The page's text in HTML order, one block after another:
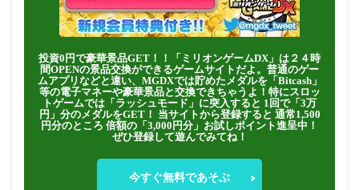
投資0円で豪華景品GET！！「ミリオンゲームDX」は２４時
間OPENの景品交換ができるゲームサイトだよ。普通のゲー
ムアプリなどと違い、MGDXでは貯めたメダルを「Bitcash」
等の電子マネーや豪華景品と交換できちゃうよ！特にスロッ
トゲームでは「ラッシュモード」に突入すると 1回で「3万
円」分のメダルをGET！ 当サイトから登録すると 通常1,500
円分のところ 倍額の「3,000円分」お試しポイント進呈中！
ぜひ登録して遊んでみてね！
今すぐ無料であそぶ